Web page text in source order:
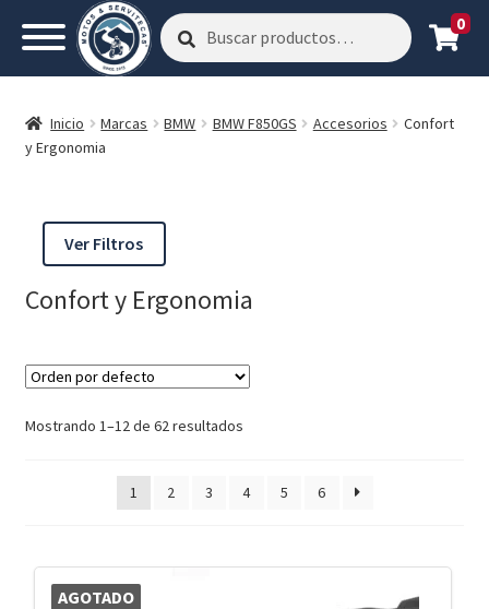
Buscar
por:
Buscar 0
Inicio Marcas BMW BMW F850GS Accesorios
Confort
y Ergonomia
Ver Filtros
Confort y Ergonomia
Mostrando 1–12 de 62 resultados
1 2 3 4 5 6
AGOTADO